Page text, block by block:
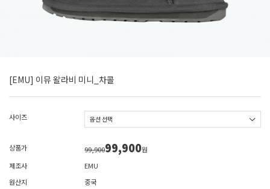
[EMU] 이뮤 왈라비 미니_차콜
사이즈
상품가 99,90099,900원
제조사
EMU
원산지
중국